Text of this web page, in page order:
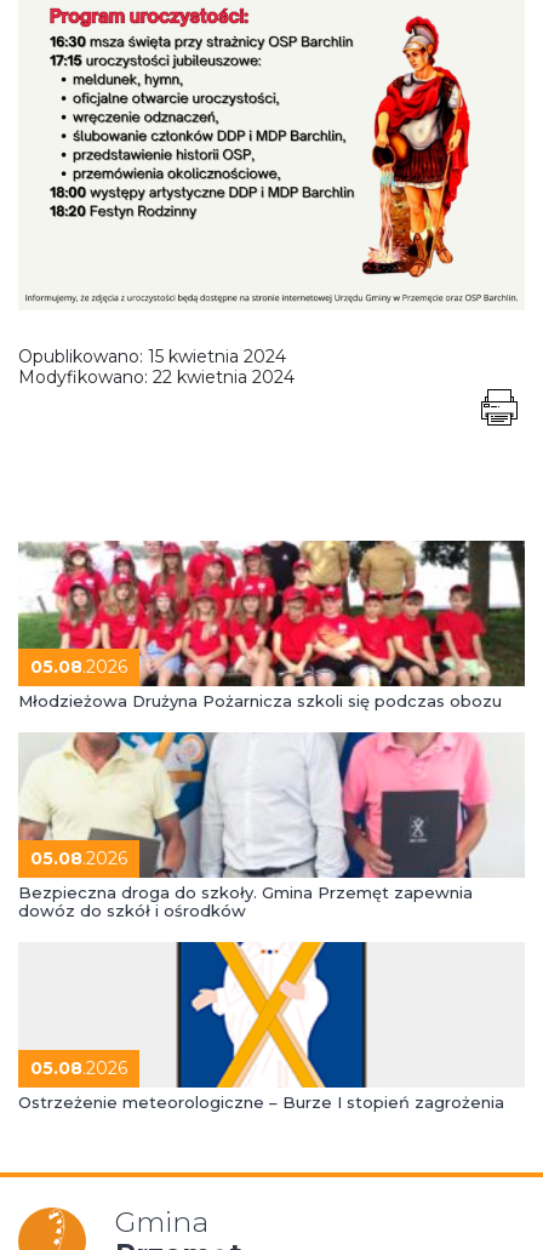
Opublikowano: 15 kwietnia 2024
Modyfikowano: 22 kwietnia 2024
05.08.2026
Młodzieżowa Drużyna Pożarnicza szkoli się podczas obozu
05.08.2026
Bezpieczna droga do szkoły. Gmina Przemęt zapewnia
dowóz do szkół i ośrodków
05.08.2026
Ostrzeżenie meteorologiczne – Burze I stopień zagrożenia
Gmina